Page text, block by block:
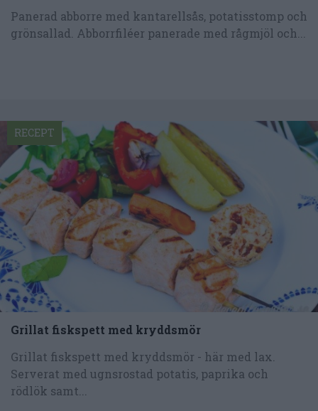
Panerad abborre med kantarellsås, potatisstomp och
grönsallad. Abborrfiléer panerade med rågmjöl och...
Grillat fiskspett med kryddsmör
Grillat fiskspett med kryddsmör - här med lax.
Serverat med ugnsrostad potatis, paprika och
rödlök samt...
RECEPT